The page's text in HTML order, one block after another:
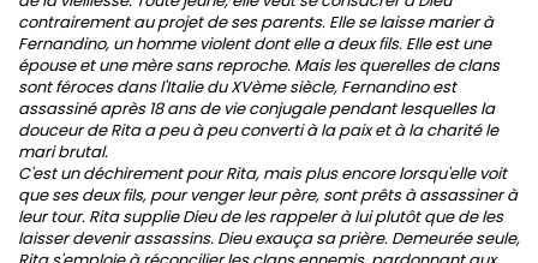
contrairement au projet de ses parents. Elle se laisse marier à
Fernandino, un homme violent dont elle a deux fils. Elle est une
épouse et une mère sans reproche. Mais les querelles de clans
sont féroces dans l'Italie du XVème siècle, Fernandino est
assassiné après 18 ans de vie conjugale pendant lesquelles la
douceur de Rita a peu à peu converti à la paix et à la charité le
mari brutal.
C'est un déchirement pour Rita, mais plus encore lorsqu'elle voit
que ses deux fils, pour venger leur père, sont prêts à assassiner à
leur tour. Rita supplie Dieu de les rappeler à lui plutôt que de les
laisser devenir assassins. Dieu exauça sa prière. Demeurée seule,